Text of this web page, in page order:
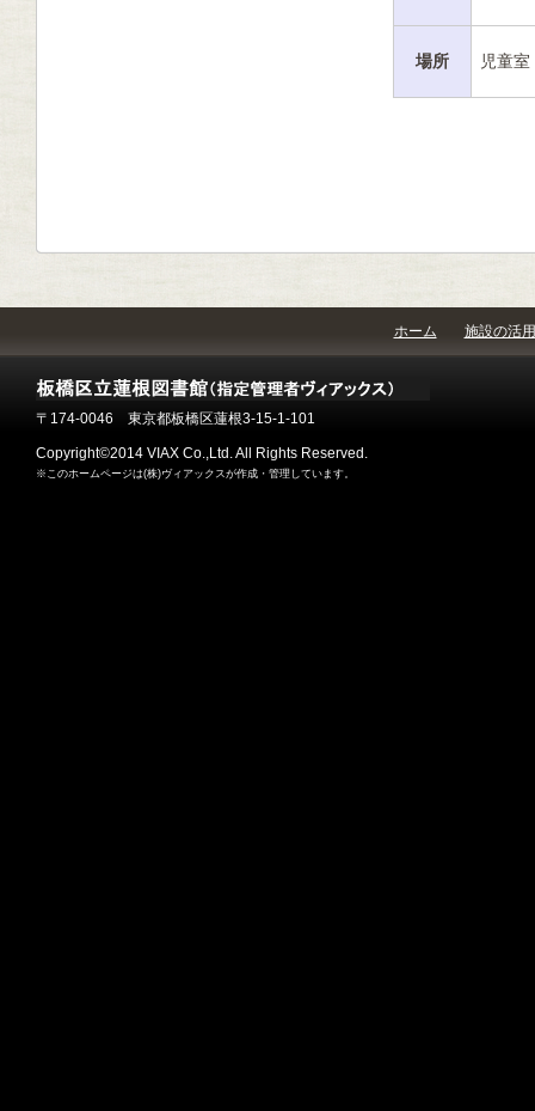
場所 児童室
ホーム 施設の活用
〒174-0046 東京都板橋区蓮根3-15-1-101
Copyright©2014 VIAX Co.,Ltd. All Rights Reserved.
※このホームページは(株)ヴィアックスが作成・管理しています。